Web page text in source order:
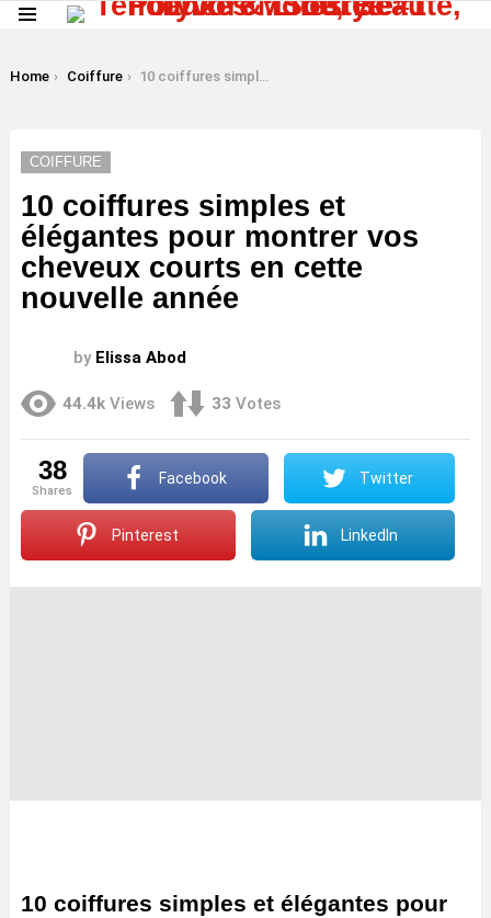
You are here:
Home Coiffure 10 coiffures simples et élégantes pour montrer vos cheveux courts en cette nouvelle année
COIFFURE
10 coiffures simples et
élégantes pour montrer vos
cheveux courts en cette
nouvelle année
by Elissa Abod
44.4k Views 33 Votes
38
shares
Facebook Twitter
Pinterest LinkedIn
10 coiffures simples et élégantes pour